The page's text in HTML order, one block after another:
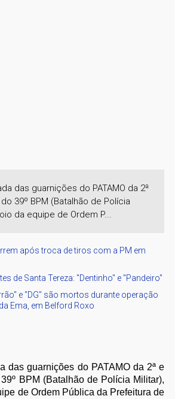
das guarnições do PATAMO da 2ª
39º BPM (Batalhão de Polícia
da equipe de Ordem P...
após troca de tiros com a PM em
de Santa Tereza: "Dentinho" e "Pandeiro"
e "DG" são mortos durante operação
Ema, em Belford Roxo
das guarnições do PATAMO da 2ª e
BPM (Batalhão de Polícia Militar),
de Ordem Pública da Prefeitura de